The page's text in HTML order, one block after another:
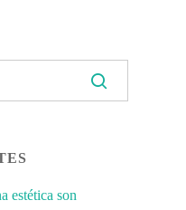
estética son